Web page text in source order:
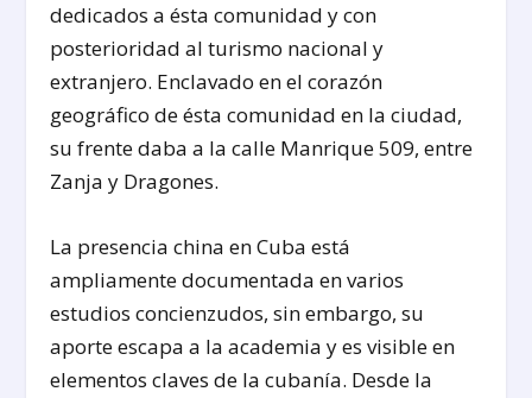
dedicados a ésta comunidad y con
posterioridad al turismo nacional y
extranjero. Enclavado en el corazón
geográfico de ésta comunidad en la ciudad,
su frente daba a la calle Manrique 509, entre
Zanja y Dragones.
La presencia china en Cuba está
ampliamente documentada en varios
estudios concienzudos, sin embargo, su
aporte escapa a la academia y es visible en
elementos claves de la cubanía. Desde la